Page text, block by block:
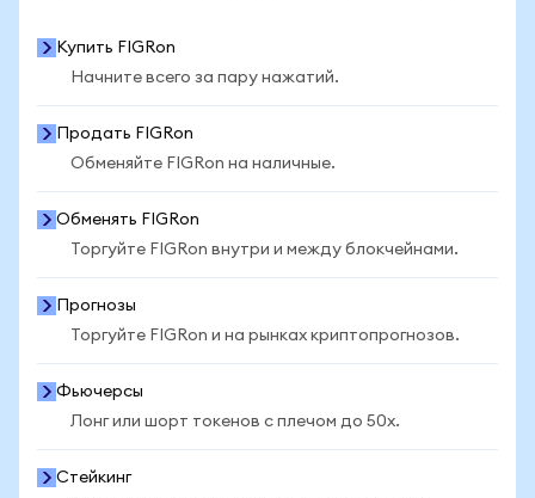
Купить FIGRon
Начните всего за пару нажатий.
Продать FIGRon
Обменяйте FIGRon на наличные.
Обменять FIGRon
Торгуйте FIGRon внутри и между блокчейнами.
Прогнозы
Торгуйте FIGRon и на рынках криптопрогнозов.
Фьючерсы
Лонг или шорт токенов с плечом до 50x.
Стейкинг